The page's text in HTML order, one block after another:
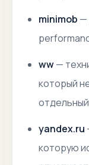
minimob —
ww—
который
yandex.ru
которую